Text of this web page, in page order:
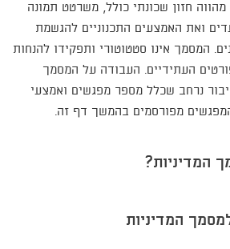
המסמך מהווה חזון שכונתי כולל, משרטט תמונה
ואת האמצעים התכנוניים להגשמת
המסמך אינו סטטוטורי ותפקידו להנחות
העתידיים. העבודה על המסמך
נרחב שכלל מספר מפגשים ואמצעי
מפורסמים בהמשך דף זה.
המדיניות?
המדיניות